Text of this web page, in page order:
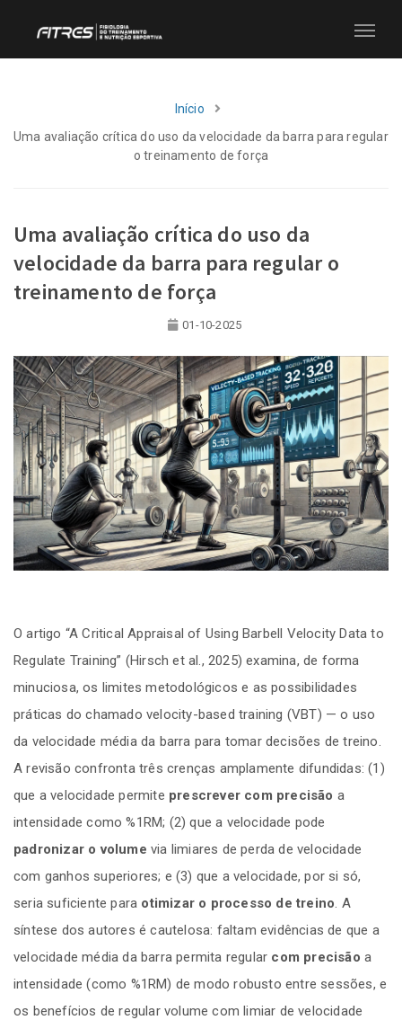
Início
Uma avaliação crítica do uso da velocidade da barra para regular
o treinamento de força
Uma avaliação crítica do uso da
velocidade da barra para regular o
treinamento de força
01-10-2025
O artigo “A Critical Appraisal of Using Barbell Velocity Data to
Regulate Training” (Hirsch et al., 2025) examina, de forma
minuciosa, os limites metodológicos e as possibilidades
práticas do chamado velocity-based training (VBT) — o uso
da velocidade média da barra para tomar decisões de treino.
A revisão confronta três crenças amplamente difundidas: (1)
que a velocidade permite prescrever com precisão a
intensidade como %1RM; (2) que a velocidade pode
padronizar o volume via limiares de perda de velocidade
com ganhos superiores; e (3) que a velocidade, por si só,
seria suficiente para otimizar o processo de treino. A
síntese dos autores é cautelosa: faltam evidências de que a
velocidade média da barra permita regular com precisão a
intensidade (como %1RM) de modo robusto entre sessões, e
os benefícios de regular volume com limiar de velocidade